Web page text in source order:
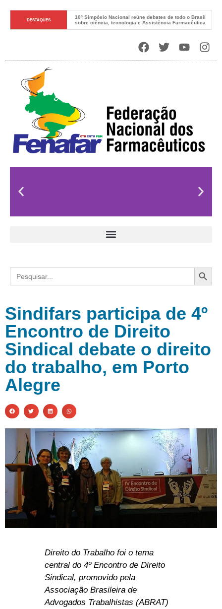
DESTAQUES
10º Simpósio Nacional reúne debates de todo o Brasil
sobre ciência, tecnologia e Assistência Farmacêutica
Search
for:
Sindifars participa de 4º
Encontro de Direito
Sindical debate o direito
do trabalho, em Porto
Alegre
Direito do Trabalho foi o tema
central do 4º Encontro de Direito
Sindical, promovido pela
Associação Brasileira de
Advogados Trabalhistas (ABRAT)